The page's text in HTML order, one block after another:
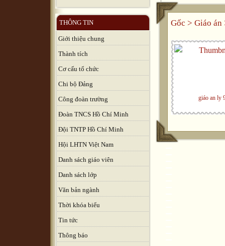
THÔNG TIN
Giới thiệu chung
Thành tích
Cơ cấu tổ chức
Chi bộ Đảng
Công đoàn trường
Đoàn TNCS Hồ Chí Minh
Đội TNTP Hồ Chí Minh
Hội LHTN Việt Nam
Danh sách giáo viên
Danh sách lớp
Văn bản ngành
Thời khóa biểu
Tin tức
Thông báo
Gốc > Giáo án
giáo an ly